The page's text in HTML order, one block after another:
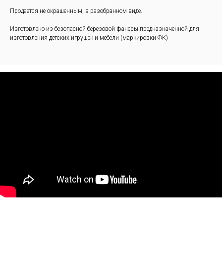
Продается не окрашенным, в разобранном виде.
Изготовлено из безопасной березовой фанеры предназначенной для
изготовления детских игрушек и мебели (маркировки ФК)